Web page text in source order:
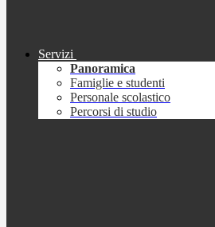
Servizi
Panoramica
Famiglie e studenti
Personale scolastico
Percorsi di studio